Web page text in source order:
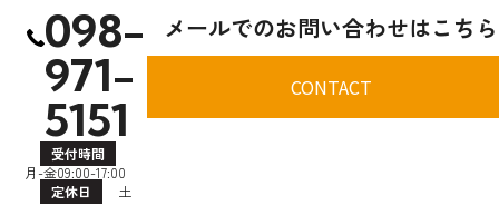
098-
971-
5151
受付時間
月-金09:00-17:00
定休日
土
メールでのお問い合わせはこちら
CONTACT